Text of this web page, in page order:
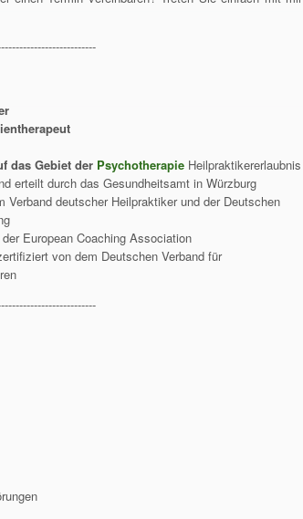
das Gebiet der Psychotherapie Heilpraktikererlaubnis
erteilt durch das Gesundheitsamt in Würzburg
Verband deutscher Heilpraktiker und der Deutschen
European Coaching Association
von dem Deutschen Verband für